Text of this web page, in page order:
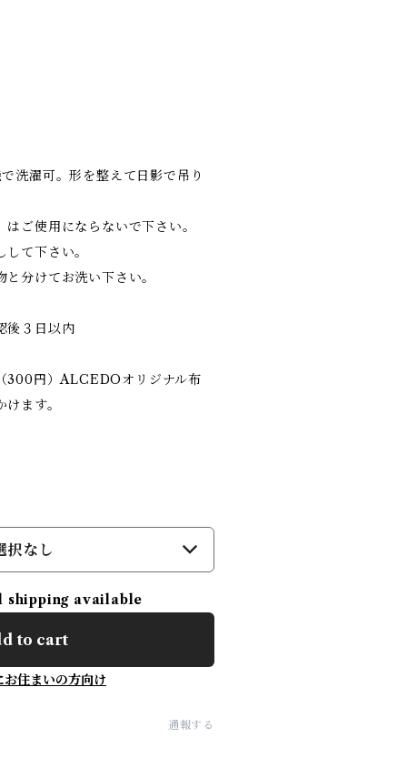
濯可。形を整えて日影で吊り
ご使用にならないで下さい。
て下さい。
分けてお洗い下さい。
後３日以内
300円）ALCEDOオリジナル布
ます。
択なし
available
to cart
お住まいの方向け
通報する